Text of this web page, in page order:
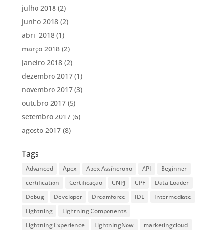
julho 2018(2)
junho 2018(2)
abril 2018(1)
março 2018(2)
janeiro 2018(2)
dezembro 2017(1)
novembro 2017(3)
outubro 2017(5)
setembro 2017(6)
agosto 2017(8)
Tags
Advanced Apex Apex Assíncrono API
Beginner
certification
Certificação CNPJ CPF
Data Loader
Debug
Developer Dreamforce IDE
Intermediate
Lightning
Lightning Components
Lightning Experience
LightningNow
marketingcloud